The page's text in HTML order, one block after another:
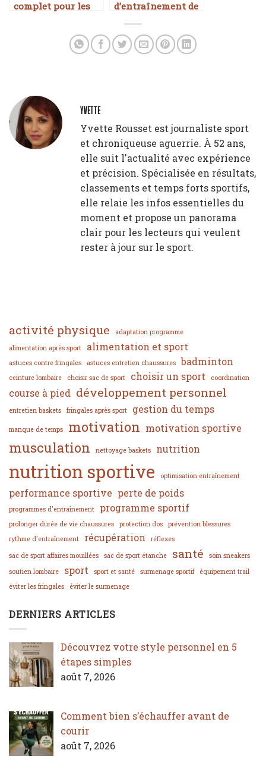
complet pour les
d’entraînement de
rapidement
YVETTE
Yvette Rousset est journaliste sport
et chroniqueuse aguerrie. À 52 ans,
elle suit l'actualité avec expérience
et précision. Spécialisée en résultats,
classements et temps forts sportifs,
elle relaie les infos essentielles du
moment et propose un panorama
clair pour les lecteurs qui veulent
rester à jour sur le sport.
activité physique
adaptation programme
alimentation après sport
alimentation et sport
astuces contre fringales astuces entretien chaussures badminton
ceinture lombaire choisir sac de sport choisir un sport coordination
course à pied développement personnel
entretien baskets fringales après sport gestion du temps
manque de temps motivation motivation sportive
musculation nettoyage baskets nutrition
nutrition sportive optimisation entraînement
performance sportive perte de poids
programmes d'entraînement programme sportif
prolonger durée de vie chaussures protection dos
prévention blessures
rythme d'entraînement
récupération
réflexes
sac de sport affaires mouillées
sac de sport étanche santé
soin sneakers
soutien lombaire
sport sport et santé surmenage sportif
équipement trail
éviter les fringales
éviter le surmenage
DERNIERS ARTICLES
Découvrez votre style personnel en 5
étapes simples
août 7, 2026
Comment bien s’échauffer avant de
courir
août 7, 2026